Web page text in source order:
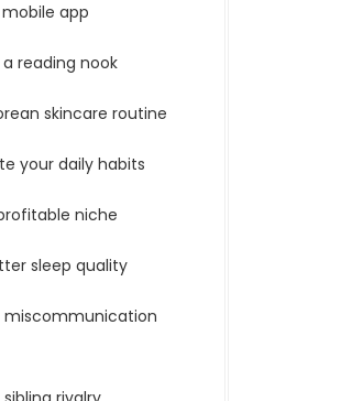
app
reading nook
skincare routine
your daily habits
niche
sleep quality
miscommunication